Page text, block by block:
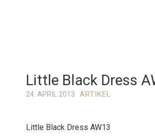
Little Black Dress
24. APRIL 2013 ARTIKEL
Little Black Dress AW13